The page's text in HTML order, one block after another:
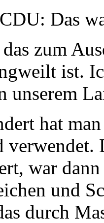
Das
zum
ist.
unserem
hat
verwendet.
war
und
durch